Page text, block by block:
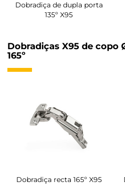
Dobradiça de dupla porta
135º X95
Dobradiças X95 de copo
165º
Dobradiça recta 165º X95